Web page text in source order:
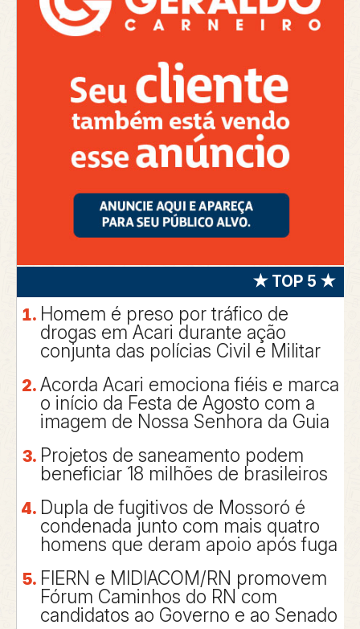
★ TOP 5 ★
Homem é preso por tráfico de
drogas em Acari durante ação
conjunta das polícias Civil e Militar
Acorda Acari emociona fiéis e marca
o início da Festa de Agosto com a
imagem de Nossa Senhora da Guia
Projetos de saneamento podem
beneficiar 18 milhões de brasileiros
Dupla de fugitivos de Mossoró é
condenada junto com mais quatro
homens que deram apoio após fuga
FIERN e MIDIACOM/RN promovem
Fórum Caminhos do RN com
candidatos ao Governo e ao Senado